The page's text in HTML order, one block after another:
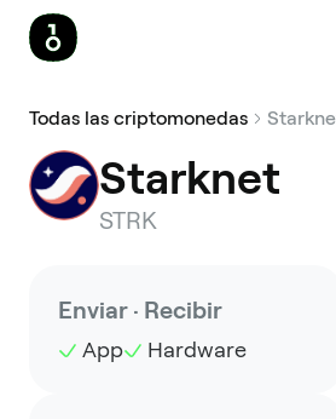
Todas las criptomonedas
Starknet
STRK
Enviar · Recibir
App Hardware